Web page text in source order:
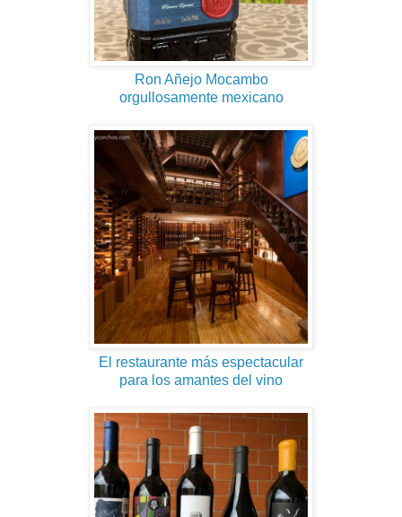
Ron Añejo Mocambo
orgullosamente mexicano
El restaurante más espectacular
para los amantes del vino